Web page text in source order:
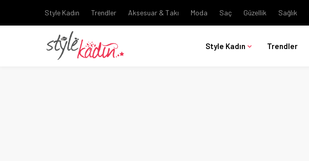
Style Kadın Trendler Aksesuar & Takı Moda Saç Güzellik Sağlık
Style Kadın Trendler